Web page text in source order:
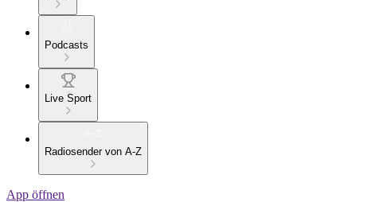
Podcasts
Live Sport
Radiosender von A-Z
App öffnen